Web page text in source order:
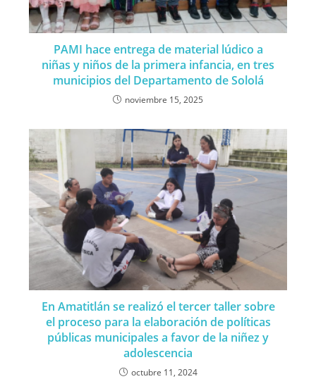
PAMI hace entrega de material lúdico a
niñas y niños de la primera infancia, en tres
municipios del Departamento de Sololá
noviembre 15, 2025
En Amatitlán se realizó el tercer taller sobre
el proceso para la elaboración de políticas
públicas municipales a favor de la niñez y
adolescencia
octubre 11, 2024